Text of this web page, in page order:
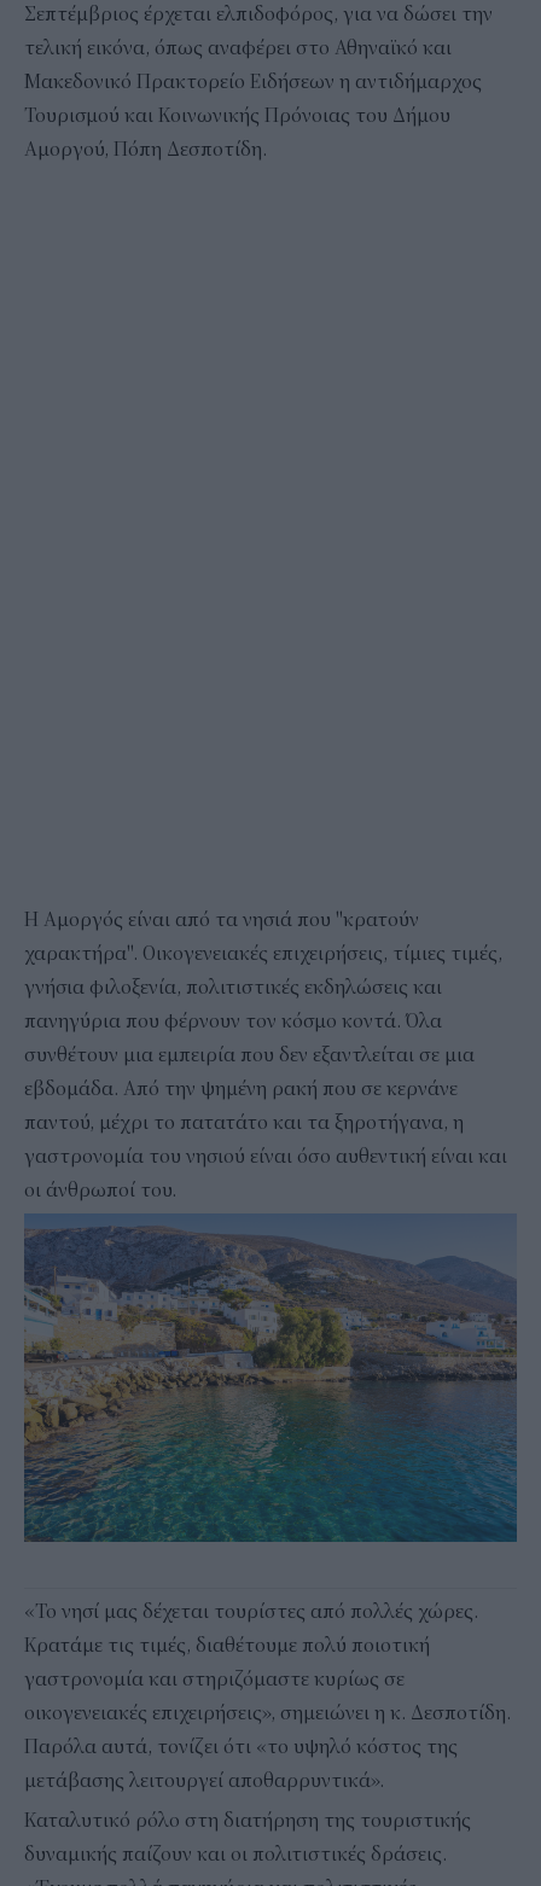
Σεπτέμβριος έρχεται ελπιδοφόρος, για να δώσει την
τελική εικόνα, όπως αναφέρει στο Αθηναϊκό και
Μακεδονικό Πρακτορείο Ειδήσεων η αντιδήμαρχος
Τουρισμού και Κοινωνικής Πρόνοιας του Δήμου
Αμοργού, Πόπη Δεσποτίδη.
Η Αμοργός είναι από τα νησιά που "κρατούν
χαρακτήρα". Οικογενειακές επιχειρήσεις, τίμιες τιμές,
γνήσια φιλοξενία, πολιτιστικές εκδηλώσεις και
πανηγύρια που φέρνουν τον κόσμο κοντά. Όλα
συνθέτουν μια εμπειρία που δεν εξαντλείται σε μια
εβδομάδα. Από την ψημένη ρακή που σε κερνάνε
παντού, μέχρι το πατατάτο και τα ξηροτήγανα, η
γαστρονομία του νησιού είναι όσο αυθεντική είναι και
οι άνθρωποί του.
«Το νησί μας δέχεται τουρίστες από πολλές χώρες.
Κρατάμε τις τιμές, διαθέτουμε πολύ ποιοτική
γαστρονομία και στηριζόμαστε κυρίως σε
οικογενειακές επιχειρήσεις», σημειώνει η κ. Δεσποτίδη.
Παρόλα αυτά, τονίζει ότι «το υψηλό κόστος της
μετάβασης λειτουργεί αποθαρρυντικά».
Καταλυτικό ρόλο στη διατήρηση της τουριστικής
δυναμικής παίζουν και οι πολιτιστικές δράσεις.